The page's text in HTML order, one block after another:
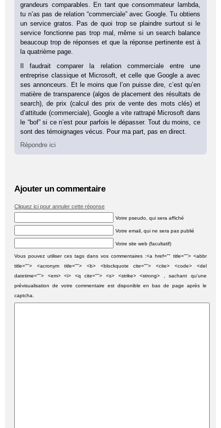
grandeurs comparables. En tant que consommateur lambda,
tu n’as pas de relation “commerciale” avec Google. Tu obtiens
un service gratos. Pas de quoi trop se plaindre surtout si le
service fonctionne pas trop mal, même si un search balance
beaucoup trop de réponses et que la réponse pertinente est à
la quatrième page.
Il faudrait comparer la relation commerciale entre une
entreprise classique et Microsoft, et celle que Google a avec
ses annonceurs. Et le moins que l’on puisse dire, c’est qu’en
matière de transparence (algos de placement des résultats de
search), de prix (calcul des prix de vente des mots clés) et
d’attitude (commerciale), Google a vite rattrapé Microsoft dans
le “bof” si ce n’est pour parfois le dépasser. Tout du moins, ce
sont des témoignages vécus. Pour ma part, pas en direct.
Répondre ici
Ajouter un commentaire
Cliquez ici pour annuler cette réponse
Votre pseudo, qui sera affiché
Votre email, qui ne sera pas publié
Votre site web (facultatif)
Vous pouvez utiliser ces tags dans vos commentaires :<a href="" title=""> <abbr
title=""> <acronym title=""> <b> <blockquote cite=""> <cite> <code> <del
datetime=""> <em> <i> <q cite=""> <s> <strike> <strong> , sachant qu'une
prévisualisation de votre commentaire est disponible en bas de page après le
captcha.